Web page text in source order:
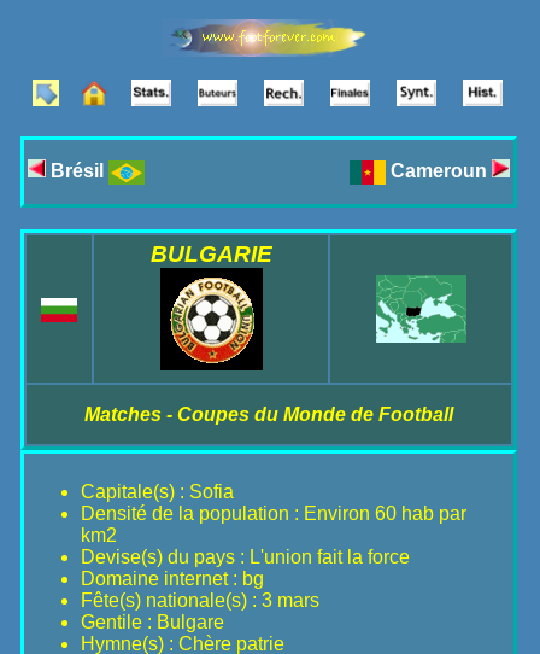
Brésil Cameroun
BULGARIE
Matches - Coupes du Monde de Football
Capitale(s) : Sofia
Densité de la population : Environ 60 hab par
km2
Devise(s) du pays : L'union fait la force
Domaine internet : bg
Fête(s) nationale(s) : 3 mars
Gentile : Bulgare
Hymne(s) : Chère patrie